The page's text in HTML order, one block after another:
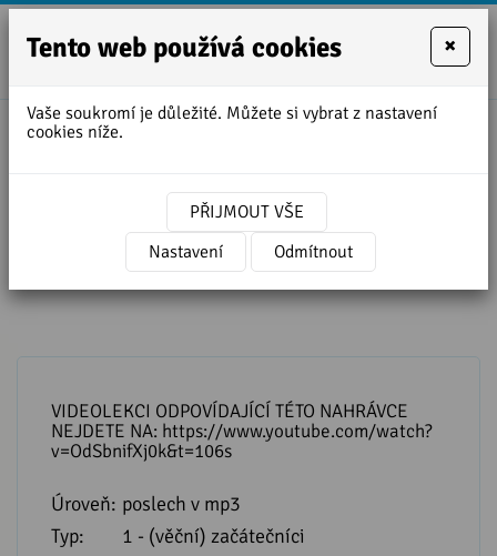
950
Úvodní stránka
Telefonní vzkaz - nahrávka v MP3
VIDEOLEKCI ODPOVÍDAJÍCÍ TÉTO NAHRÁVCE
NEJDETE NA: https://www.youtube.com/watch?
v=OdSbnifXj0k&t=106s
Úroveň: poslech v mp3
Typ:
1 - (věční) začátečníci
Tento web používá cookies ×
Vaše soukromí je důležité. Můžete si vybrat z nastavení
cookies níže.
PŘIJMOUT VŠE
Nastavení
Odmítnout